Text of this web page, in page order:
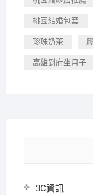
桃園結婚包套
珍珠奶茶
高雄到府坐月子
3C資訊